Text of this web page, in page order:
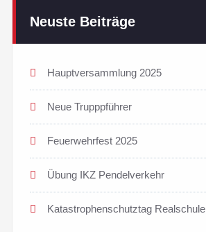
Neuste Beiträge
Hauptversammlung 2025
Neue Trupppführer
Feuerwehrfest 2025
Übung IKZ Pendelverkehr
Katastrophenschutztag Realschule